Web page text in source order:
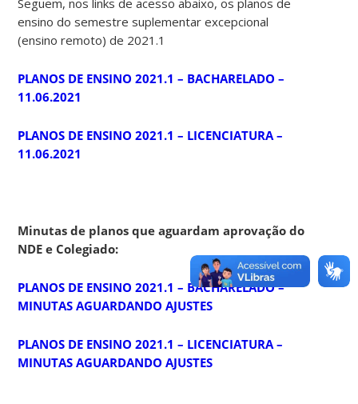
ensino do semestre suplementar excepcional
(ensino remoto) de 2021.1
PLANOS DE ENSINO 2021.1 – BACHARELADO –
11.06.2021
PLANOS DE ENSINO 2021.1 – LICENCIATURA –
11.06.2021
Minutas de planos que aguardam aprovação do
NDE e Colegiado:
PLANOS DE ENSINO 2021.1 – BACHARELADO –
MINUTAS AGUARDANDO AJUSTES
PLANOS DE ENSINO 2021.1 – LICENCIATURA –
MINUTAS AGUARDANDO AJUSTES